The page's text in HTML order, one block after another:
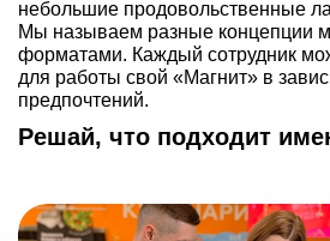
сотрудников
>10ЛЕТ
стаж работы в компании каждого
небольшие продовольственные
Мы называем разные концепции
форматами. Каждый сотрудник
для работы свой «Магнит» в
предпочтений.
Решай, что подходит